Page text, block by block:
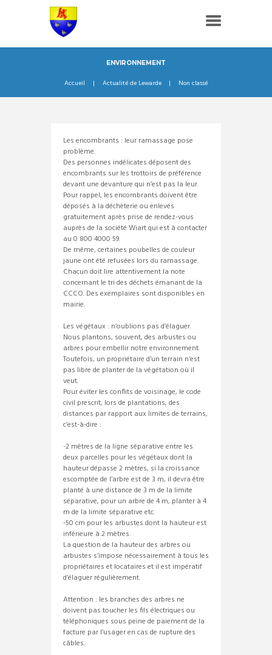
ENVIRONNEMENT
Accueil Actualité de Lewarde Non classé
Les encombrants : leur ramassage pose
problème.
Des personnes indélicates déposent des
encombrants sur les trottoirs de préférence
devant une devanture qui n’est pas la leur.
Pour rappel, les encombrants doivent être
déposés à la déchèterie ou enlevés
gratuitement après prise de rendez-vous
auprès de la société Wiart qui est à contacter
au 0 800 4000 59.
De même, certaines poubelles de couleur
jaune ont été refusées lors du ramassage.
Chacun doit lire attentivement la note
concernant le tri des déchets émanant de la
CCCO. Des exemplaires sont disponibles en
mairie.
Les végétaux : n’oublions pas d’élaguer.
Nous plantons, souvent, des arbustes ou
arbres pour embellir notre environnement.
Toutefois, un propriétaire d’un terrain n’est
pas libre de planter de la végétation où il
veut.
Pour éviter les conflits de voisinage, le code
civil prescrit, lors de plantations, des
distances par rapport aux limites de terrains,
c’est-à-dire :
-2 mètres de la ligne séparative entre les
deux parcelles pour les végétaux dont la
hauteur dépasse 2 mètres, si la croissance
escomptée de l’arbre est de 3 m, il devra être
planté à une distance de 3 m de la limite
séparative, pour un arbre de 4 m, planter à 4
m de la limite séparative etc.
-50 cm pour les arbustes dont la hauteur est
inférieure à 2 mètres.
La question de la hauteur des arbres ou
arbustes s’impose nécessairement à tous les
propriétaires et locataires et il est impératif
d’élaguer régulièrement.
Attention : les branches des arbres ne
doivent pas toucher les fils électriques ou
téléphoniques sous peine de paiement de la
facture par l’usager en cas de rupture des
câbles.